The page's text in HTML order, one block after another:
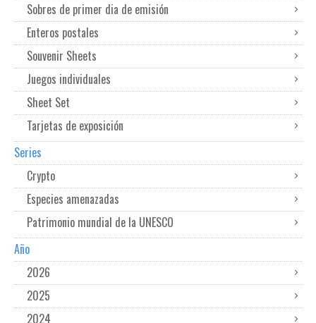
Sobres de primer dia de emisión
Enteros postales
Souvenir Sheets
Juegos individuales
Sheet Set
Tarjetas de exposición
Series
Crypto
Especies amenazadas
Patrimonio mundial de la UNESCO
Año
2026
2025
2024